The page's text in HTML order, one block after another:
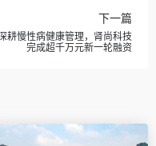
下一篇
耕慢性病健康管理，肾尚科技
完成超千万元新一轮融资